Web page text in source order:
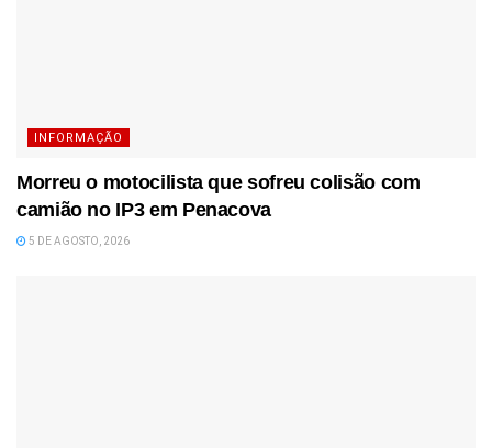
INFORMAÇÃO
Morreu o motocilista que sofreu colisão com
camião no IP3 em Penacova
5 DE AGOSTO, 2026